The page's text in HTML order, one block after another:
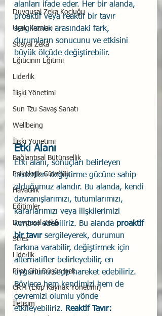
Duygusal Zeka Koçluğu
Uçak Kazaları
Sosyal Zekâ
Eğiticinin Eğitimi
Liderlik
İlişki Yönetimi
Sun Tzu Savaş Sanatı
Wellbeing
İlişki Yönetimi
Bağlantısal Bütünsellik
Psikolojik Güvenlik
Havacılık
Eğitimler
Duygusal Zekâ
Stres
Liderlik
Pilot Gibi Düşünmek
CRM (Ekip Kaynak Yönetimi)
İletişim
alanları ifade eder. Her bir alanda,
proaktif veya reaktif bir tavır
sergilemek arasındaki fark,
durumların sonucunu ve etkisini
büyük ölçüde değiştirebilir.
Etki Alanı
Etki alanı, sonuçları belirleyen
nedenleri değiştirme gücüne sahip
olduğumuz alandır. Bu alanda, kendi
davranışlarımızı, tutumlarımızı,
kararlarımızı veya ilişkilerimizi
kontrol edebiliriz. Bu alanda proaktif
bir tavır sergileyerek, durumun
farkına varabilir, değiştirmek için
alternatifler belirleyebilir, en
uygununu seçip hareket edebiliriz.
Böylece hem kendimizi hem de
çevremizi olumlu yönde
etkileyebiliriz. Reaktif Tavır: